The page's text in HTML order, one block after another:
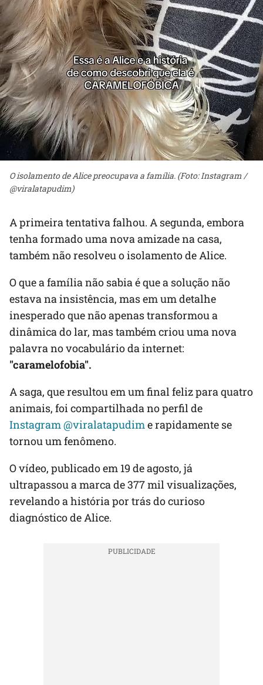
O isolamento de Alice preocupava a família. (Foto: Instagram /
@viralatapudim)
A primeira tentativa falhou. A segunda, embora
tenha formado uma nova amizade na casa,
também não resolveu o isolamento de Alice.
O que a família não sabia é que a solução não
estava na insistência, mas em um detalhe
inesperado que não apenas transformou a
dinâmica do lar, mas também criou uma nova
palavra no vocabulário da internet:
"caramelofobia".
A saga, que resultou em um final feliz para quatro
animais, foi compartilhada no perfil de
Instagram @viralatapudime rapidamente se
tornou um fenômeno.
O vídeo, publicado em 19 de agosto, já
ultrapassou a marca de 377 mil visualizações,
revelando a história por trás do curioso
diagnóstico de Alice.